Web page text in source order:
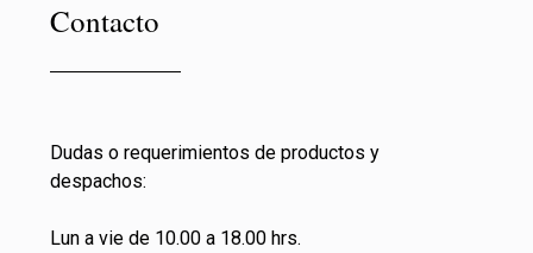
Contacto
Dudas o requerimientos de productos y
despachos:
Lun a vie de 10.00 a 18.00 hrs.